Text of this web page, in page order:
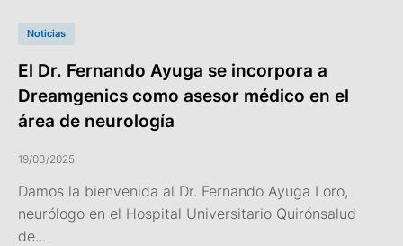
Noticias
El Dr. Fernando Ayuga se incorpora a
Dreamgenics como asesor médico en el
área de neurología
19/03/2025
Damos la bienvenida al Dr. Fernando Ayuga Loro,
neurólogo en el Hospital Universitario Quirónsalud
de...